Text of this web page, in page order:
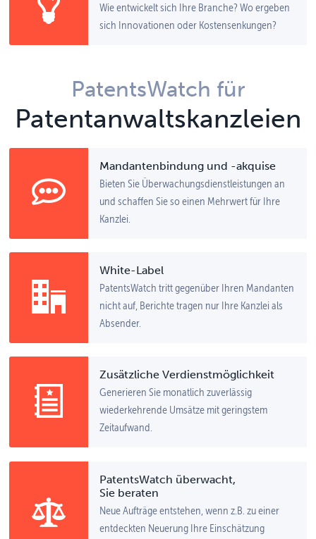
Wie entwickelt sich Ihre Branche? Wo ergeben
sich Innovationen oder Kostensenkungen?
PatentsWatch für
Patentanwaltskanzleien
Mandantenbindung und -akquise
Bieten Sie Überwachungs­dienst­leistungen an
und schaffen Sie so einen Mehrwert für Ihre
Kanzlei.
White-Label
PatentsWatch tritt gegenüber Ihren Mandanten
nicht auf, Berichte tragen nur Ihre Kanzlei als
Absender.
Zusätzliche Verdienstmöglichkeit
Generieren Sie monatlich zuverlässig
wiederkehrende Umsätze mit geringstem
Zeitaufwand.
PatentsWatch überwacht,
Sie beraten
Neue Aufträge entstehen, wenn z.B. zu einer
entdeckten Neuerung Ihre Einschätzung